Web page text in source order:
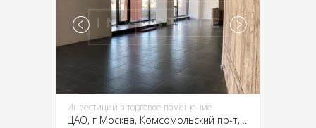
Инвестиции в торговое помещение
ЦАО, г Москва, Комсомольский пр-т, 19